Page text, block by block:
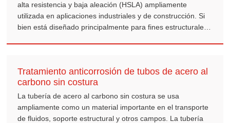
alta resistencia y baja aleación (HSLA) ampliamente
utilizada en aplicaciones industriales y de construcción. Si
bien está diseñado principalmente para fines estructurales,
cuando se usa dentro de sus límites especificados.
Tratamiento anticorrosión de tubos de acero al
carbono sin costura
La tubería de acero al carbono sin costura se usa
ampliamente como un material importante en el transporte
de fluidos, soporte estructural y otros campos. La tubería